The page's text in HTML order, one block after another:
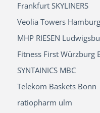
Frankfurt SKYLINERS
Veolia Towers Hamburg
MHP RIESEN
Fitness First Würzburg
SYNTAINICS MBC
Telekom Baskets Bonn
ratiopharm ulm